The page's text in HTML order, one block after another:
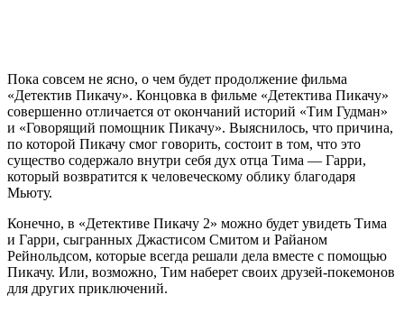
Пока совсем не ясно, о чем будет продолжение фильма
«Детектив Пикачу». Концовка в фильме «Детектива Пикачу»
совершенно отличается от окончаний историй «Тим Гудман»
и «Говорящий помощник Пикачу». Выяснилось, что причина,
по которой Пикачу смог говорить, состоит в том, что это
существо содержало внутри себя дух отца Тима — Гарри,
который возвратится к человеческому облику благодаря
Мьюту.
Конечно, в «Детективе Пикачу 2» можно будет увидеть Тима
и Гарри, сыгранных Джастисом Смитом и Райаном
Рейнольдсом, которые всегда решали дела вместе с помощью
Пикачу. Или, возможно, Тим наберет своих друзей-покемонов
для других приключений.